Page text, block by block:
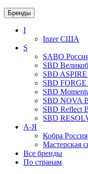
Бренды
I
InzerСША
S
SABO
SBD
SBD ASPIRE
SBD FORGE
SBD
SBD NOVA
SBD Reflect
SBD
А-Я
Кобра Россия
Мастерская
Все бренды
По странам